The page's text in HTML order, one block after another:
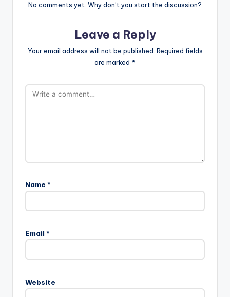
No comments yet. Why don’t you start the discussion?
Leave a Reply
Your email address will not be published. Required fields
are marked *
Name *
Email *
Website